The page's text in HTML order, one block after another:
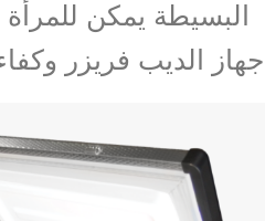
البسيطة يمكن
جهاز الديب فريزر